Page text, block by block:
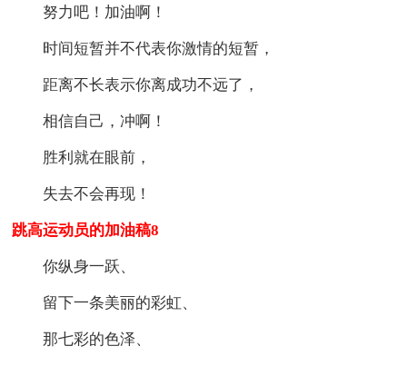
努力吧！加油啊！
时间短暂并不代表你激情的短暂，
距离不长表示你离成功不远了，
相信自己，冲啊！
胜利就在眼前，
失去不会再现！
跳高运动员的加油稿8
你纵身一跃、
留下一条美丽的彩虹、
那七彩的色泽、